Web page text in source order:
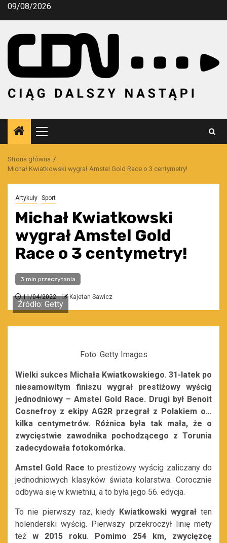
Przejdź
09/08/2026
Menu
główne
Strona główna
Michał Kwiatkowski wygrał Amstel Gold Race o 3 centymetry!
Artykuły Sport
Michał Kwiatkowski
wygrał Amstel Gold
Race o 3 centymetry!
3 min przeczytania
11/04/2022 Kajetan Sawicz
Źródło: Getty
Foto: Getty Images
Wielki sukces Michała Kwiatkowskiego. 31-latek po
niesamowitym finiszu wygrał prestiżowy wyścig
jednodniowy – Amstel Gold Race. Drugi był Benoit
Cosnefroy z ekipy AG2R przegrał z Polakiem o…
kilka centymetrów. Różnica była tak mała, że o
zwycięstwie zawodnika pochodzącego z Torunia
zadecydowała fotokomórka.
Amstel Gold Race to prestiżowy wyścig zaliczany do
jednodniowych klasyków świata kolarstwa. Corocznie
odbywa się w kwietniu, a to była jego 56. edycja.
To nie pierwszy raz, kiedy Kwiatkowski wygrał ten
holenderski wyścig. Pierwszy przekroczył linię mety
teżw 2015 roku.
Pomimo 254 km, zwycięzcę